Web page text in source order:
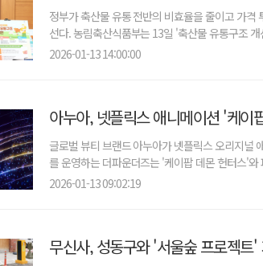
정부가 축산물 유통 전반의 비효율을 줄이고 가격
선다. 농림축산식품부는 13일 '축산물 유통구조
2026-01-13 14:00:00
아누아, 넷플릭스 애니메이션 '케이
글로벌 뷰티 브랜드 아누아가 넷플릭스 오리지널
를 운영하는 더파운더즈는 '케이팝 데몬 헌터스'
2026-01-13 09:02:19
무신사, 성동구와 '서울숲 프로젝